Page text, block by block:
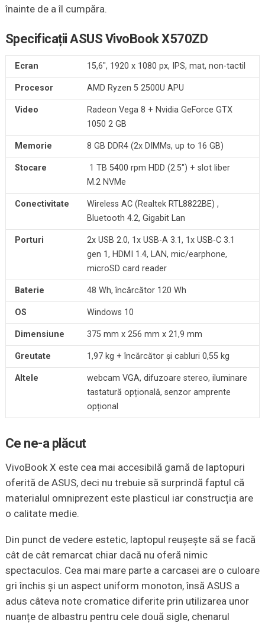
înainte de a îl cumpăra.
Specificații ASUS VivoBook X570ZD
Ecran 15,6″, 1920 x 1080 px, IPS, mat, non-tactil
Procesor AMD Ryzen 5 2500U APU
Video
Radeon Vega 8 + Nvidia GeForce GTX
1050 2 GB
Memorie 8 GB DDR4 (2x DIMMs, up to 16 GB)
Stocare
1 TB 5400 rpm HDD (2.5″) + slot liber
M.2 NVMe
Conectivitate
Wireless AC (Realtek RTL8822BE) ,
Bluetooth 4.2, Gigabit Lan
Porturi
2x USB 2.0, 1x USB-A 3.1, 1x USB-C 3.1
gen 1, HDMI 1.4, LAN, mic/earphone,
microSD card reader
Baterie 48 Wh, încărcător 120 Wh
OS Windows 10
Dimensiune 375 mm x 256 mm x 21,9 mm
Greutate 1,97 kg + încărcător și cabluri 0,55 kg
Altele
webcam VGA, difuzoare stereo, iluminare
tastatură opțională, senzor amprente
opțional
Ce ne-a plăcut
VivoBook X este cea mai accesibilă gamă de laptopuri
oferită de ASUS, deci nu trebuie să surprindă faptul că
materialul omniprezent este plasticul iar construcția are
o calitate medie.
Din punct de vedere estetic, laptopul reușește să se facă
cât de cât remarcat chiar dacă nu oferă nimic
spectaculos. Cea mai mare parte a carcasei are o culoare
gri închis și un aspect uniform monoton, însă ASUS a
adus câteva note cromatice diferite prin utilizarea unor
nuanțe de albastru pentru cele două sigle, chenarul